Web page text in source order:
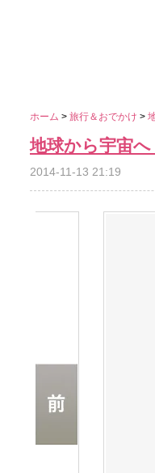
ホーム > 旅行＆おでかけ >
地球から宇宙
2014-11-13 21:19